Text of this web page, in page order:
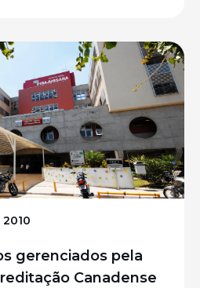
gerenciados pela
Canadense